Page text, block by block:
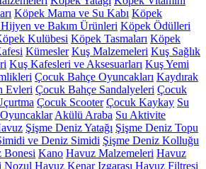
Köpek Mama ve Su Kabı Köpek
ve Bakım Ürünleri Köpek Ödülleri
Kulübesi Köpek Tasmaları Köpek
Kümesler Kuş Malzemeleri Kuş Sağlık
Kuş Kafesleri ve Aksesuarları Kuş Yemi
Çocuk Bahçe Oyuncakları Kaydırak
Evleri Çocuk Bahçe Sandalyeleri Çocuk
Çocuk Scooter Çocuk Kaykay Su
Akülü Araba Su Aktivite
Şişme Deniz Yatağı Şişme Deniz Topu
ve Deniz Simidi Şişme Deniz Kolluğu
Bonesi Kano Havuz Malzemeleri Havuz
Nozul Havuz Kenar Izgarası Havuz Filtresi